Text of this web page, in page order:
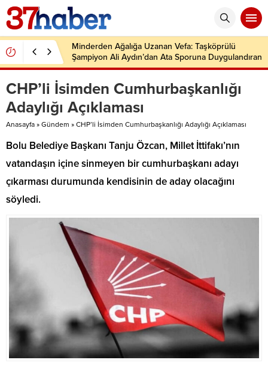
Minderden Ağalığa Uzanan Vefa: Taşköprülü
Şampiyon Ali Aydın’dan Ata Sporuna Duygulandıran
Dönüş
CHP’li İsimden Cumhurbaşkanlığı
Adaylığı Açıklaması
Anasayfa » Gündem » CHP’li İsimden Cumhurbaşkanlığı Adaylığı Açıklaması
Bolu Belediye Başkanı Tanju Özcan, Millet İttifakı’nın
vatandaşın içine sinmeyen bir cumhurbaşkanı adayı
çıkarması durumunda kendisinin de aday olacağını
söyledi.